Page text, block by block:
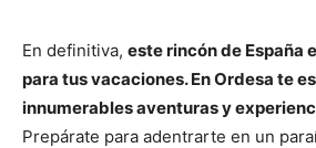
En definitiva, este rincón de España
para tus vacaciones. En Ordesa te
innumerables aventuras y
Prepárate para adentrarte en un